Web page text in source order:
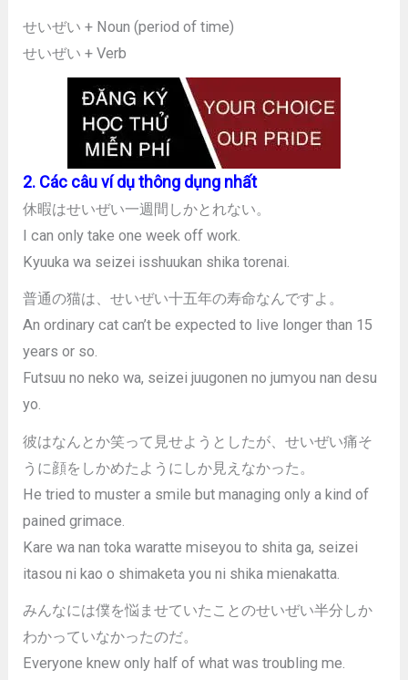
せいぜい + Noun (period of time)
せいぜい + Verb
2. Các câu ví dụ thông dụng nhất
休暇はせいぜい一週間しかとれない。
I can only take one week off work.
Kyuuka wa seizei isshuukan shika torenai.
普通の猫は、せいぜい十五年の寿命なんですよ。
An ordinary cat can’t be expected to live longer than 15
years or so.
Futsuu no neko wa, seizei juugonen no jumyou nan desu
yo.
彼はなんとか笑って見せようとしたが、せいぜい痛そ
うに顔をしかめたようにしか見えなかった。
He tried to muster a smile but managing only a kind of
pained grimace.
Kare wa nan toka waratte miseyou to shita ga, seizei
itasou ni kao o shimaketa you ni shika mienakatta.
みんなには僕を悩ませていたことのせいぜい半分しか
わかっていなかったのだ。
Everyone knew only half of what was troubling me.